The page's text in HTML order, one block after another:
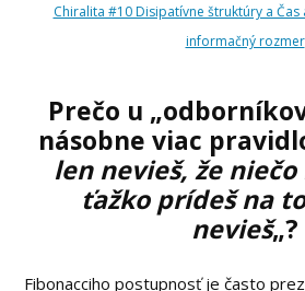
Chiralita #10 Disipatívne štruktúry a
informačný rozmer
Prečo u
násobne viac
len nevieš, že
ťažko prídeš na
nevieš„?
Fibonacciho postupnosť je často